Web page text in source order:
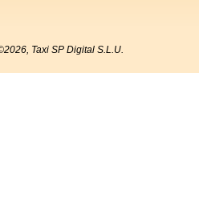
Taxi SP Digital S.L.U.